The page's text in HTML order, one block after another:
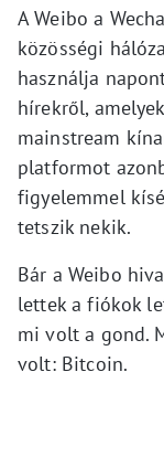
A Weibo a
közösségi
használja
hírekről,
mainstream
platformot
figyelemmel
tetszik nekik.
Bár a Weibo
lettek a fiókok
mi volt a gond.
volt: Bitcoin.